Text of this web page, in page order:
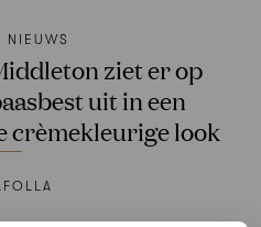
NIEUWS
ziet er op
uit in een
crèmekleurige look